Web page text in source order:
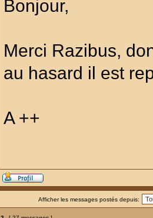
Bonjour,
Merci Razibus,
au hasard il est
A ++
Afficher les messages postés depuis: